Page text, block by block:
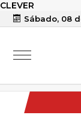
CLEVER
Sábado, 08